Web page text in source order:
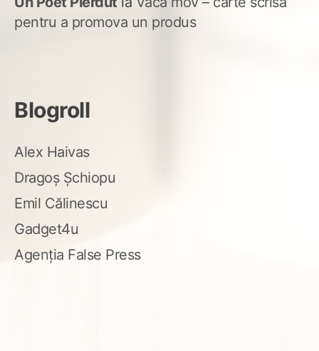
pentru a promova un produs
Blogroll
Alex Haivas
Dragoș Șchiopu
Emil Călinescu
Gadget4u
Agenția False Press